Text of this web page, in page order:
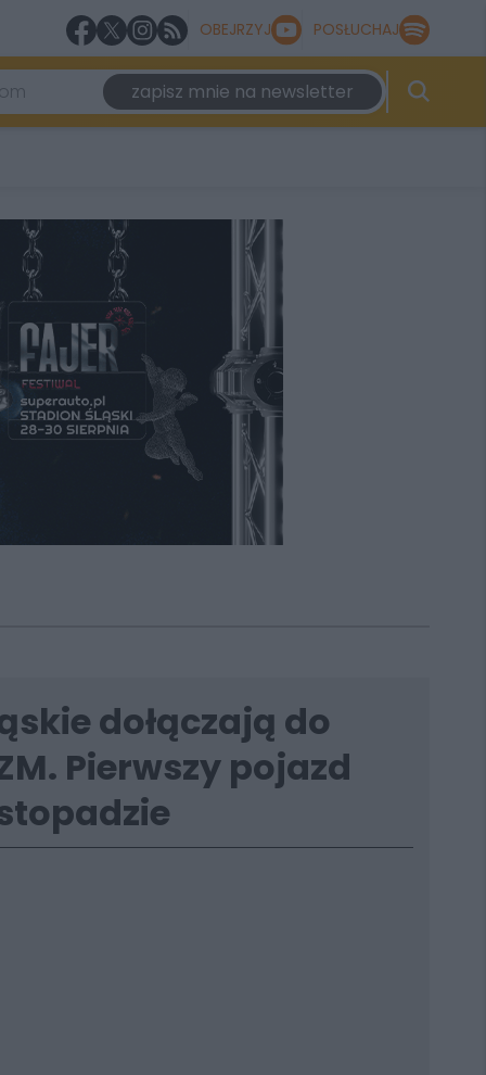
OBEJRZYJ POSŁUCHAJ
zapisz mnie na newsletter
dołączają do
Pierwszy pojazd